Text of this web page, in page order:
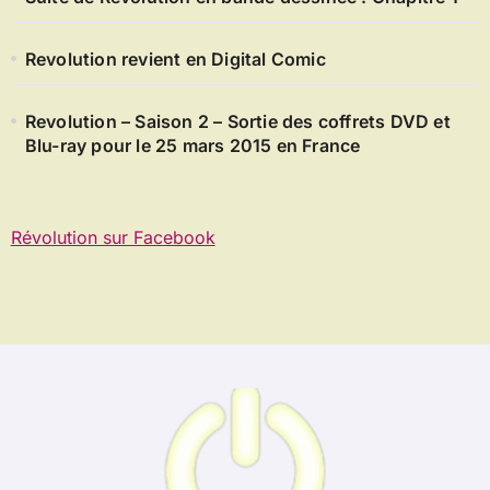
Revolution revient en Digital Comic
Revolution – Saison 2 – Sortie des coffrets DVD et
Blu-ray pour le 25 mars 2015 en France
Révolution sur Facebook